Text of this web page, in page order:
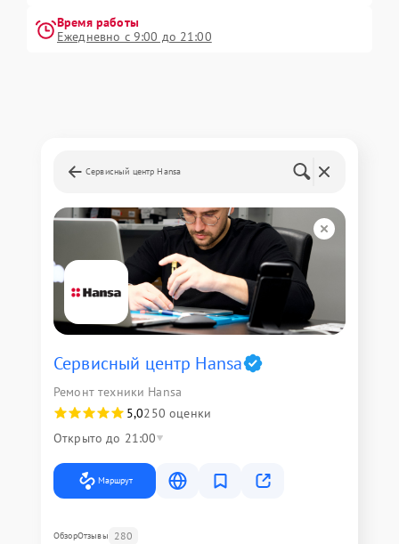
Время работы
Ежедневно с 9:00 до 21:00
Сервисный центр Hansa
Сервисный центр Hansa
Ремонт техники Hansa
5,0250 оценки
Открыто до 21:00
Маршрут
ОбзорОтзывы 280